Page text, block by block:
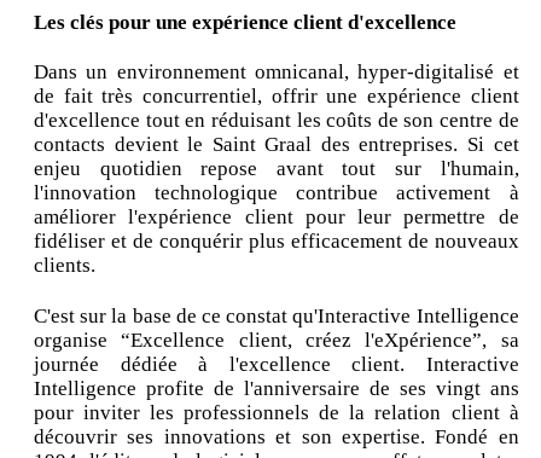
Les clés pour une expérience client d'excellence
Dans un environnement omnicanal, hyper-digitalisé et
de fait très concurrentiel, offrir une expérience client
d'excellence tout en réduisant les coûts de son centre de
contacts devient le Saint Graal des entreprises. Si cet
enjeu quotidien repose avant tout sur l'humain,
l'innovation technologique contribue activement à
améliorer l'expérience client pour leur permettre de
fidéliser et de conquérir plus efficacement de nouveaux
clients.
C'est sur la base de ce constat qu'Interactive Intelligence
organise “Excellence client, créez l'eXpérience”, sa
journée dédiée à l'excellence client. Interactive
Intelligence profite de l'anniversaire de ses vingt ans
pour inviter les professionnels de la relation client à
découvrir ses innovations et son expertise. Fondé en